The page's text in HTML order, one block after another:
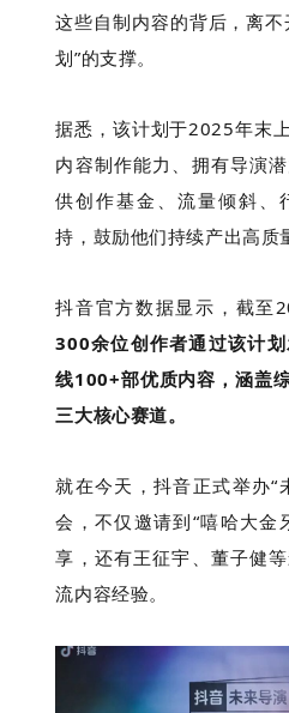
这些自制内容的背后，离
划”的支撑。
据悉，该计划于2025年末
内容制作能力、拥有导演
供创作基金、流量倾斜、
持，鼓励他们持续产出高质
抖音官方数据显示，截至
300余位创作者通过该计
线100+部优质内容，涵盖
三大核心赛道。
就在今天，抖音正式举办“
会，不仅邀请到“嘻哈大金
享，还有王征宇、董子健
流内容经验。